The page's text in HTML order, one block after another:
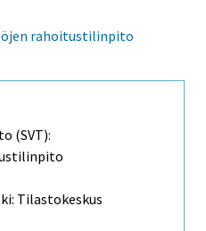
rahoitustilinpito
(SVT):
Tilastokeskus